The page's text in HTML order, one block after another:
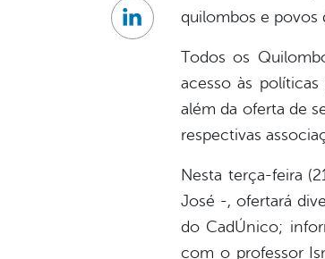
quilombos e povos
Todos os
acesso às
além da oferta de
respectivas
Nesta terça-feira
José -, ofertará
do CadÚnico;
com o professor
Linkedin